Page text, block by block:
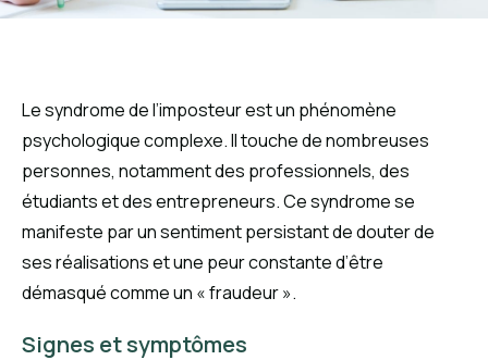
Le syndrome de l’imposteur est un phénomène
psychologique complexe. Il touche de nombreuses
personnes, notamment des professionnels, des
étudiants et des entrepreneurs. Ce syndrome se
manifeste par un sentiment persistant de douter de
ses réalisations et une peur constante d’être
démasqué comme un « fraudeur ».
Signes et symptômes